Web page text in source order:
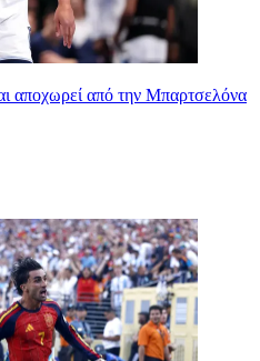
αποχωρεί από την Μπαρτσελόνα